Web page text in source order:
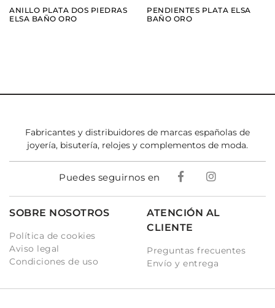
ANILLO PLATA DOS PIEDRAS
ELSA BAÑO ORO
PENDIENTES PLATA ELSA
BAÑO ORO
Fabricantes y distribuidores de marcas españolas de
joyería, bisutería, relojes y complementos de moda.
Puedes seguirnos en
SOBRE NOSOTROS
Política de cookies
Aviso legal
Condiciones de uso
ATENCIÓN AL
CLIENTE
Preguntas frecuentes
Envío y entrega